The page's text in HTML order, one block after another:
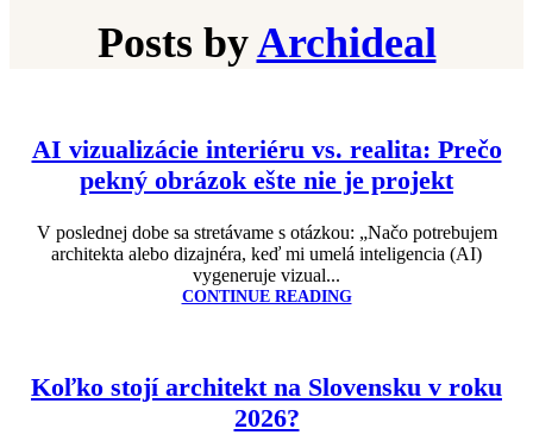
Posts byArchideal
AI vizualizácie interiéru vs. realita: Prečo
pekný obrázok ešte nie je projekt
V poslednej dobe sa stretávame s otázkou: „Načo potrebujem
architekta alebo dizajnéra, keď mi umelá inteligencia (AI)
vygeneruje vizual...
CONTINUE READING
Koľko stojí architekt na Slovensku v roku
2026?